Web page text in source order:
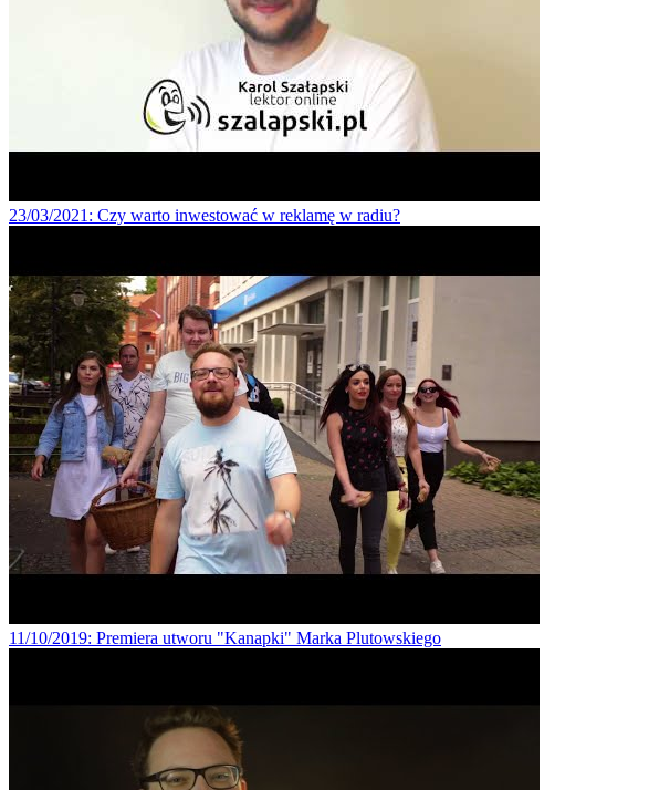
23/03/2021 : Czy warto inwestować w reklamę w radiu?
11/10/2019: Premiera utworu "Kanapki" Marka Plutowskiego